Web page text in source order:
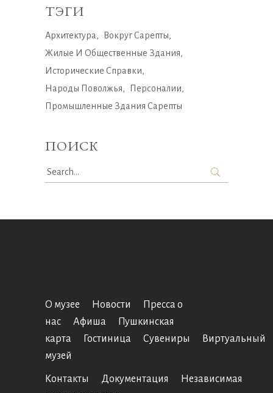
ТЭГИ
Архитектура
Вокруг Сарепты
Жилые И Общественные Здания
Исторические Справки
Народы Поволжья
Персоналии
Промышленные Здания Сарепты
ПОИСК
Search
for:
О музее Новости
Пресса о
нас
Афиша
Пушкинская
карта
Гостиница Сувениры
Виртуальный
музей
Контакты Документация
Независимая